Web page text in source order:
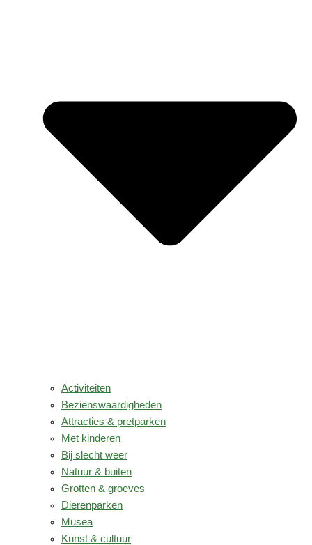
Activiteiten
Bezienswaardigheden
Attracties & pretparken
Met kinderen
Bij slecht weer
Natuur & buiten
Grotten & groeves
Dierenparken
Musea
Kunst & cultuur